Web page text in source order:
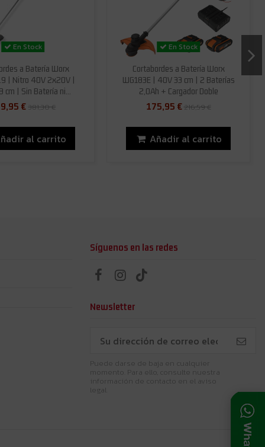
En Stock
a Batería Worx
| Nitro 40V 2x20V |
cm | Sin Batería ni...
€381,30 €
al carrito
En Stock
Cortabordes a Batería Worx
WG183E | 40V 33 cm | 2 Baterías
2,0Ah + Cargador Doble
175,95 €216,59 €
Añadir al carrito
Síguenos en las redes
Newsletter
Puede darse de baja en cualquier
momento. Para ello, consulte nuestra
información de contacto en el aviso
legal.